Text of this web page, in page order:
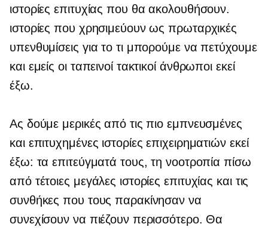
ιστορίες επιτυχίας που θα ακολουθήσουν.
ιστορίες που χρησιμεύουν ως πρωταρχικές
υπενθυμίσεις για το τι μπορούμε να πετύχουμε
και εμείς οι ταπεινοί τακτικοί άνθρωποι εκεί
έξω.
Ας δούμε μερικές από τις πιο εμπνευσμένες
και επιτυχημένες ιστορίες επιχειρηματιών εκεί
έξω: τα επιτεύγματά τους, τη νοοτροπία πίσω
από τέτοιες μεγάλες ιστορίες επιτυχίας και τις
συνθήκες που τους παρακίνησαν να
συνεχίσουν να πιέζουν περισσότερο. Θα